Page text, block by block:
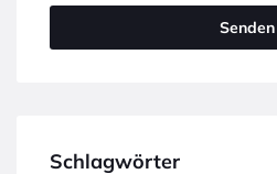
Schlagwörter